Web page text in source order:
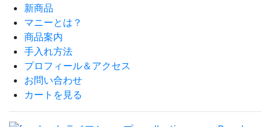
新商品
マニーとは？
商品案内
手入れ方法
プロフィール＆アクセス
お問い合わせ
カートを見る